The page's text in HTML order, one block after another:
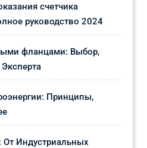
счетчика
руководство 2024
фланцами: Выбор,
Принципы,
Индустриальных